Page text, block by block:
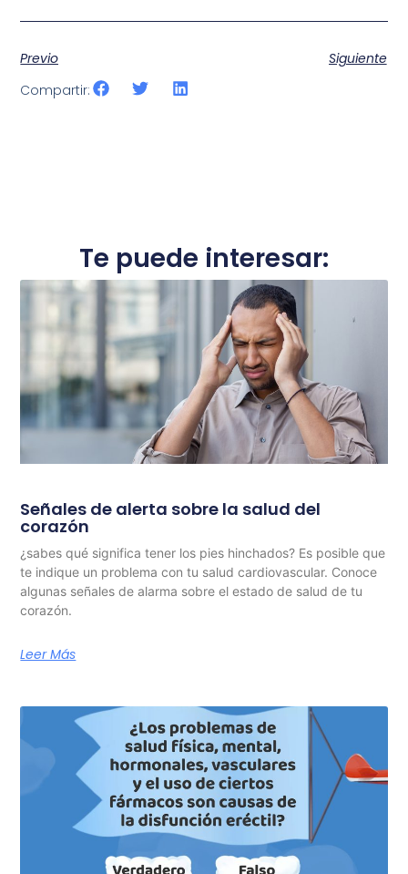
Previo
Siguiente
Compartir:
Te puede interesar:
Señales de alerta sobre la salud del
corazón
¿sabes qué significa tener los pies hinchados? Es posible que
te indique un problema con tu salud cardiovascular. Conoce
algunas señales de alarma sobre el estado de salud de tu
corazón.
Leer Más